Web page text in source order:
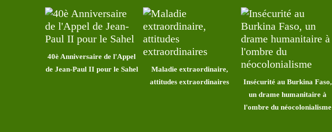
40è Anniversaire de l'Appel
de Jean-Paul II pour le Sahel
Maladie extraordinaire,
attitudes extraordinaires
Insécurité au Burkina Faso,
un drame humanitaire à
l'ombre du néocolonialisme